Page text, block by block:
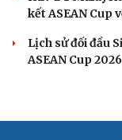
kết ASEAN Cup
Lịch sử đối đầu
ASEAN Cup 2026